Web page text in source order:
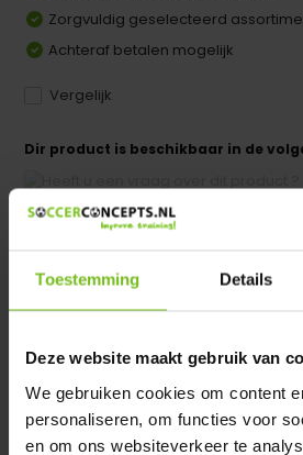
Toestemming Details
Deze website maakt gebruik van
We gebruiken cookies om content
personaliseren, om functies voor
en om ons websiteverkeer te
Zorgvuldig geselecteerd
Achteraf betalen mogelijk
Vergelijk
Dir product is beschikbaar in de
Heeft u een vraag over dit product ?
We helpen u graag met meer informatie
Verstuur email
Specificaties